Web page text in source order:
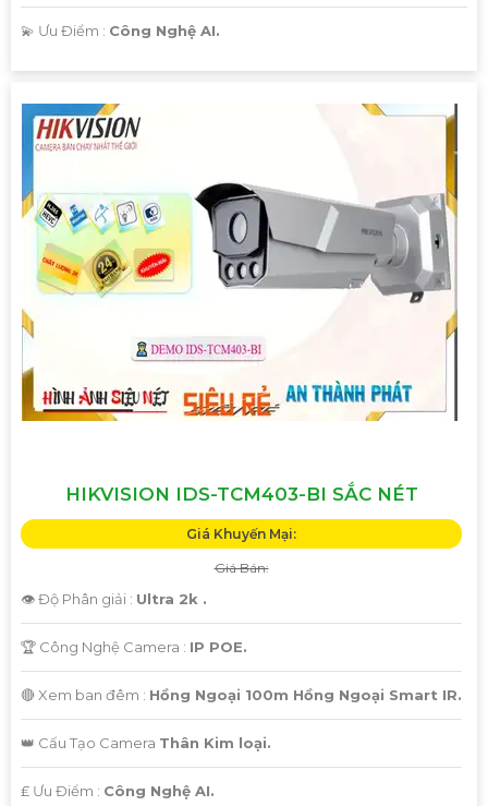
Chuyên Nghiệp cho dự án của mình. Nếu cần thêm bất kỳ
thông tin hay sự điều chỉnh nào, hãy Cung cấp cho công
trình biết để Từng công trình có thể hỗ trợ bạn tốt hơn.
️💫 Ưu Điểm : Công Nghệ AI.
HIKVISION IDS-TCM403-BI SẮC NÉT
Giá Khuyến Mại:
Giá Bán:
👁 Độ Phân giải : Ultra 2k .
🏆 Công Nghệ Camera : IP POE.
🔴 Xem ban đêm : Hồng Ngoại 100m Hồng Ngoại Smart IR.
👑 Cấu Tạo Camera Thân Kim loại.
️₤ Ưu Điểm : Công Nghệ AI.